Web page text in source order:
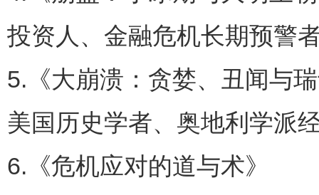
投资人、金融危机长期预警
5.《大崩溃：贪婪、丑闻与
美国历史学者、奥地利学派
6.《危机应对的道与术》